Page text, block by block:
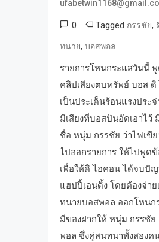
0 Tagged กรรชัย,
ทนาย, บอสพอล
รายการโหนกระแสวันนี้
คลิปเสียงตบทรัพย์ บอส
เป็นประเด็นร้อนแรงประ
มีเสียงที่บอสปันอัดเอาไว้
ชื่อ หนุ่ม กรรชัย ว่าไฟเขี
ไปออกรายการ ให้ไปพูดข้
เพื่อให้ดิ ไอคอน ได้จบปั
แฮปปี้เอนดิ้ง โดยต้องจ่าย
ทนายบอสพอล ออกโหนก
มีของฝากให้ หนุ่ม กรรชั
พอล ซึ่งคู่สนทนาทั้งสองค